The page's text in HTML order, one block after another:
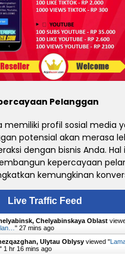
Pelanggan
memiliki profil sosial media
potensial akan merasa
dengan bisnis Anda. Hal
kepercayaan
kemungkinan
Live Traffic Feed
Chelyabinskaya Oblast
" 27 mins ago
Ulytau Oblysy viewed "
" 1 hr 16 mins ago